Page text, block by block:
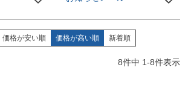
価格が安い順 価格が高い順 新着順
8件中 1-8件表示